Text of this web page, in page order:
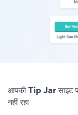
आपकी Tip Jar साइट
नहीं रहा